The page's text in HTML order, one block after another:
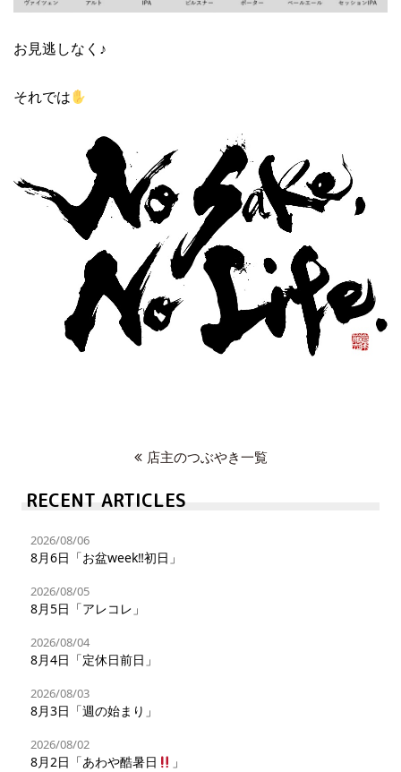
お見逃しなく♪
それでは
店主のつぶやき一覧
RECENT ARTICLES
2026/08/06
8月6日「お盆week‼︎初日」
2026/08/05
8月5日「アレコレ」
2026/08/04
8月4日「定休日前日」
2026/08/03
8月3日「週の始まり」
2026/08/02
8月2日「あわや酷暑日 」